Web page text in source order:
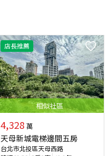
店長推薦
相似社區
4,328 萬
天母新城電梯邊間五房
台北市北投區天母西路